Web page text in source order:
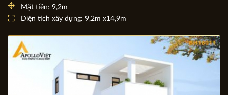
Mặt tiền: 9,2m
Diện tích xây dựng: 9,2m x14,9m